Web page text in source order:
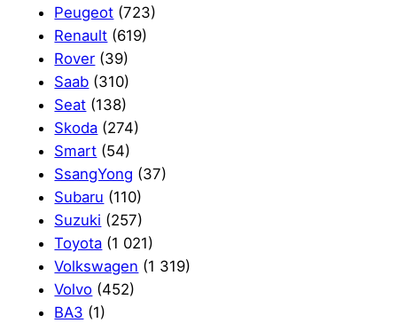
Peugeot (723)
Renault (619)
Rover (39)
Saab (310)
Seat (138)
Skoda (274)
Smart (54)
SsangYong (37)
Subaru (110)
Suzuki (257)
Toyota (1 021)
Volkswagen (1 319)
Volvo (452)
ВАЗ (1)